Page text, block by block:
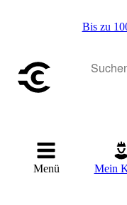
Bis zu
Menü Mein